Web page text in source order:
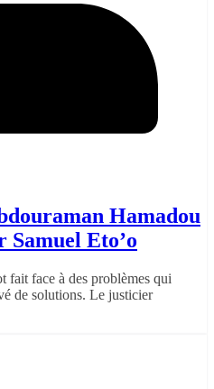
Hamadou
Eto’o
fait face à des problèmes qui
de solutions. Le justicier